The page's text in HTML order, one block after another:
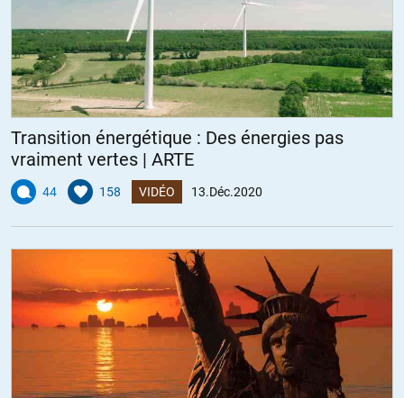
Transition énergétique : Des énergies pas
vraiment vertes | ARTE
44 158 VIDÉO 13.Déc.2020